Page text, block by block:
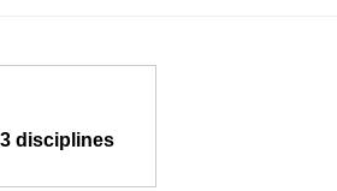
disciplines